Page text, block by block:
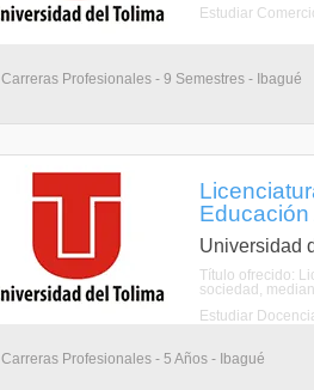
Estudiar
Carreras Profesionales - 9 Semestres - Ibagué
Educación
Universidad
Título ofrecido:
sociedad,
Estudiar
Carreras Profesionales - 5 Años - Ibagué